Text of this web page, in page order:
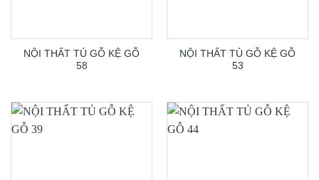
NỘI THẤT TỦ GỖ KỆ GỖ
58
NỘI THẤT TỦ GỖ KỆ GỖ
53